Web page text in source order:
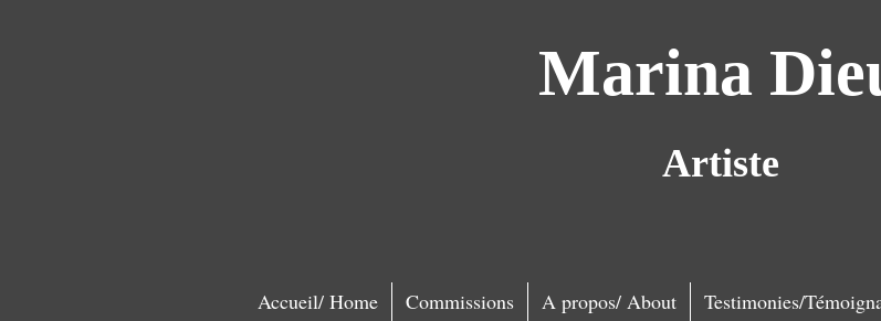
Marina
Artiste
Accueil/ Home Commissions A propos/ About Testimonies/